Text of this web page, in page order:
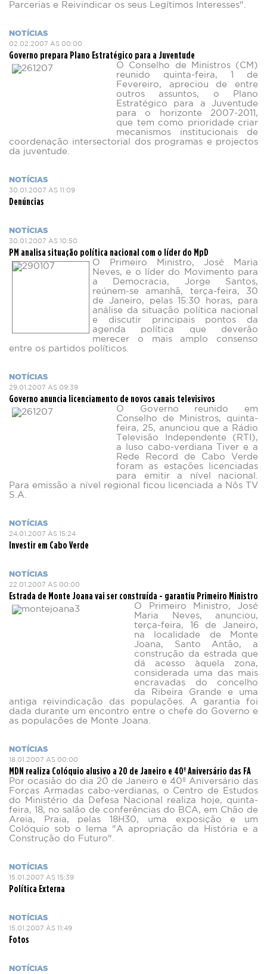
Parcerias e Reivindicar os seus Legítimos Interesses".
NOTÍCIAS
02.02.2007 ÀS 00:00
Governo prepara Plano Estratégico para a Juventude
O Conselho de Ministros (CM)
reunido quinta-feira, 1 de
Fevereiro, apreciou de entre
outros assuntos, o Plano
Estratégico para a Juventude
para o horizonte 2007-2011,
que tem como prioridade criar
mecanismos institucionais de
coordenação intersectorial dos programas e projectos
da juventude.
NOTÍCIAS
30.01.2007 ÀS 11:09
Denúncias
NOTÍCIAS
30.01.2007 ÀS 10:50
PM analisa situação política nacional com o líder do MpD
O Primeiro Ministro, José Maria
Neves, e o líder do Movimento para
a Democracia, Jorge Santos,
reúnem-se amanhã, terça-feira, 30
de Janeiro, pelas 15:30 horas, para
análise da situação política nacional
e discutir principais pontos da
agenda política que deverão
merecer o mais amplo consenso
entre os partidos políticos.
NOTÍCIAS
29.01.2007 ÀS 09:39
Governo anuncia licenciamento de novos canais televisivos
O Governo reunido em
Conselho de Ministros, quinta-
feira, 25, anunciou que a Rádio
Televisão Independente (RTI),
a luso cabo-verdiana Tiver e a
Rede Record de Cabo Verde
foram as estações licenciadas
para emitir a nível nacional.
Para emissão a nível regional ficou licenciada a Nôs TV
S.A.
NOTÍCIAS
24.01.2007 ÀS 15:24
Investir em Cabo Verde
NOTÍCIAS
22.01.2007 ÀS 00:00
Estrada de Monte Joana vai ser construída - garantiu Primeiro Ministro
O Primeiro Ministro, José
Maria Neves, anunciou,
terça-feira, 16 de Janeiro,
na localidade de Monte
Joana, Santo Antão, a
construção da estrada que
dá acesso àquela zona,
considerada uma das mais
encravadas do concelho
da Ribeira Grande e uma
antiga reivindicação das populações. A garantia foi
dada durante um encontro entre o chefe do Governo e
as populações de Monte Joana.
NOTÍCIAS
18.01.2007 ÀS 00:00
MDN realiza Colóquio alusivo a 20 de Janeiro e 40º Aniversário das FA
Por ocasião do dia 20 de Janeiro e 40º Aniversário das
Forças Armadas cabo-verdianas, o Centro de Estudos
do Ministério da Defesa Nacional realiza hoje, quinta-
feira, 18, no salão de conferências do BCA, em Chão de
Areia, Praia, pelas 18H30, uma exposição e um
Colóquio sob o lema "A apropriação da História e a
Construção do Futuro".
NOTÍCIAS
15.01.2007 ÀS 15:39
Política Externa
NOTÍCIAS
15.01.2007 ÀS 11:49
Fotos
NOTÍCIAS